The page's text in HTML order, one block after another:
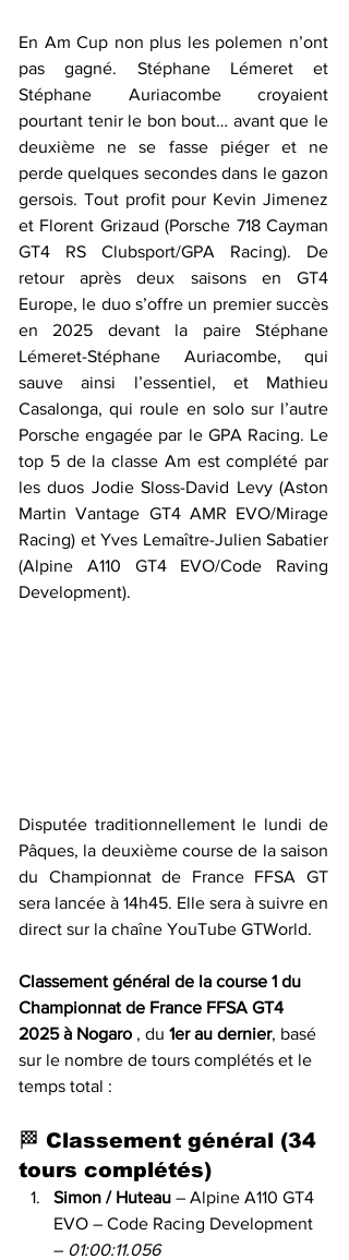
En Am Cup non plus les polemen n’ont
pas gagné. Stéphane Lémeret et
Stéphane Auriacombe croyaient
pourtant tenir le bon bout… avant que le
deuxième ne se fasse piéger et ne
perde quelques secondes dans le gazon
gersois. Tout profit pour Kevin Jimenez
et Florent Grizaud (Porsche 718 Cayman
GT4 RS Clubsport/GPA Racing). De
retour après deux saisons en GT4
Europe, le duo s’offre un premier succès
en 2025 devant la paire Stéphane
Lémeret-Stéphane Auriacombe, qui
sauve ainsi l’essentiel, et Mathieu
Casalonga, qui roule en solo sur l’autre
Porsche engagée par le GPA Racing. Le
top 5 de la classe Am est complété par
les duos Jodie Sloss-David Levy (Aston
Martin Vantage GT4 AMR EVO/Mirage
Racing) et Yves Lemaître-Julien Sabatier
(Alpine A110 GT4 EVO/Code Raving
Development).
Disputée traditionnellement le lundi de
Pâques, la deuxième course de la saison
du Championnat de France FFSA GT
sera lancée à 14h45. Elle sera à suivre en
direct sur la chaîne YouTube GTWorld.
Classement général de la course 1 du
Championnat de France FFSA GT4
2025 à Nogaro , du 1er au dernier, basé
sur le nombre de tours complétés et le
temps total :
🏁 Classement général (34
tours complétés)
Simon / Huteau – Alpine A110 GT4
EVO – Code Racing Development
– 01:00:11.056